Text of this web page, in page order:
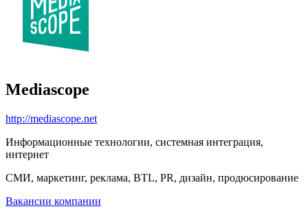
Mediascope
http://mediascope.net
Информационные технологии, системная интеграция,
интернет
СМИ, маркетинг, реклама, BTL, PR, дизайн, продюсирование
Вакансии компании